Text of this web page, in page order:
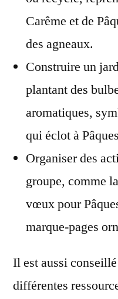
Carême et de
des agneaux.
Construire un
plantant des
aromatiques,
qui éclot à
Organiser des
groupe, comme
vœux pour
marque-pages
Il est aussi
différentes